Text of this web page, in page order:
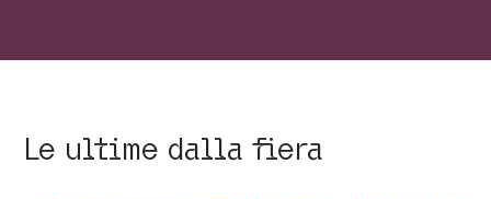
Le ultime dalla fiera